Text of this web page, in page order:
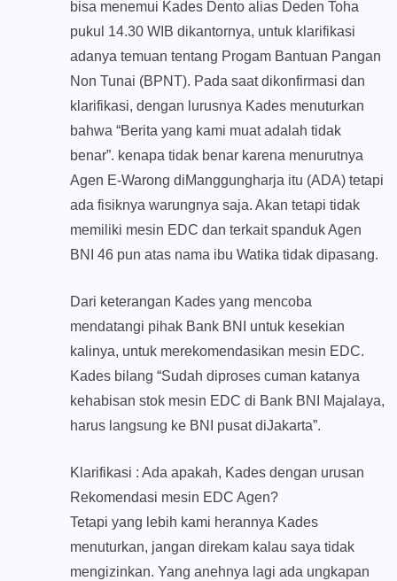
bisa menemui Kades Dento alias Deden Toha
pukul 14.30 WIB dikantornya, untuk klarifikasi
adanya temuan tentang Progam Bantuan Pangan
Non Tunai (BPNT). Pada saat dikonfirmasi dan
klarifikasi, dengan lurusnya Kades menuturkan
bahwa “Berita yang kami muat adalah tidak
benar”. kenapa tidak benar karena menurutnya
Agen E-Warong diManggungharja itu (ADA) tetapi
ada fisiknya warungnya saja. Akan tetapi tidak
memiliki mesin EDC dan terkait spanduk Agen
BNI 46 pun atas nama ibu Watika tidak dipasang.
Dari keterangan Kades yang mencoba
mendatangi pihak Bank BNI untuk kesekian
kalinya, untuk merekomendasikan mesin EDC.
Kades bilang “Sudah diproses cuman katanya
kehabisan stok mesin EDC di Bank BNI Majalaya,
harus langsung ke BNI pusat diJakarta”.
Klarifikasi : Ada apakah, Kades dengan urusan
Rekomendasi mesin EDC Agen?
Tetapi yang lebih kami herannya Kades
menuturkan, jangan direkam kalau saya tidak
mengizinkan. Yang anehnya lagi ada ungkapan